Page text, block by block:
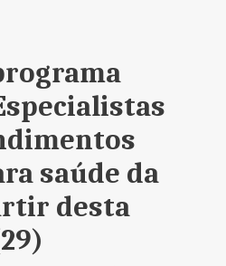
saúde da
desta